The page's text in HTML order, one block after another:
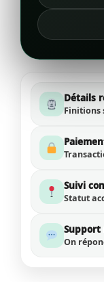
Détails
Finitions
Suivi
Statut
Support
On